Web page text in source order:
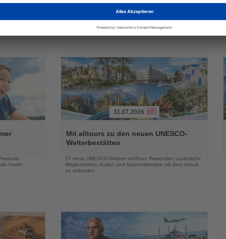
Arten
lokaler
Mehr Schiffe und zusätzliche Kapazitäten könnten die
Preise in der kommenden Wintersaison unter Druck setzen
Inseln
Sie
die
31.07.2026
Mit alltours zu den neuen UNESCO-
Welterbestätten
27 neue UNESCO-Stätten eröffnen Reisenden zusätzliche
Möglichkeiten, Kultur- und Naturerlebnisse mit dem Urlaub
zu verbinden